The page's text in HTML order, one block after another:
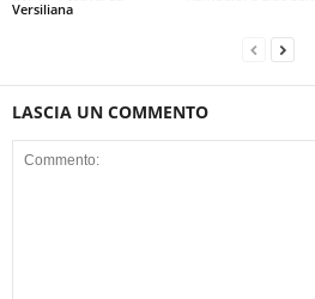
Versiliana
LASCIA UN COMMENTO